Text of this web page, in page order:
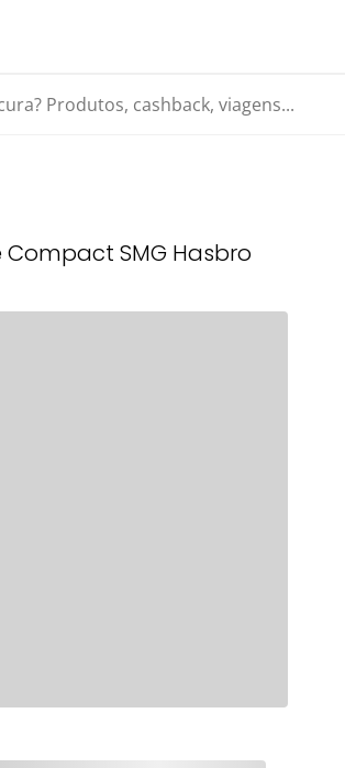
Produtos, cashback, viagens...
Compact SMG Hasbro